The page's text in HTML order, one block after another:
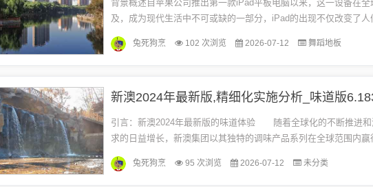
背景概述自苹果公司推出第一款iPad平板电脑以来，这一设备在
及，成为现代生活中不可或缺的一部分，iPad的出现不仅改变了人
更推动了娱乐、教育、医疗等多个领域的技术革新，本文将详细回
兔死狗烹 102 次浏览 2026-07-12 舞蹈地板
新澳2024年最新版,精细化实施分析_味道版
引言：新澳2024年最新版的味道体验 随着全球化的不断推进和
求的日益增长，新澳集团以其独特的调味产品系列在全球范围内赢
2024年，新澳集团推出了最新版精细化实施分析——味道版6.18...
兔死狗烹 95 次浏览 2026-07-12 未分类